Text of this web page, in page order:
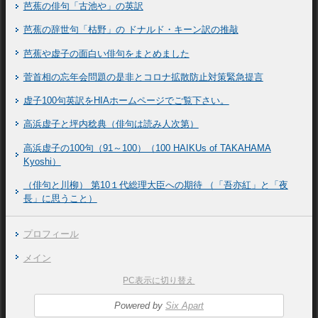
芭蕉の俳句「古池や」の英訳
芭蕉の辞世句「枯野」の ドナルド・キーン訳の推敲
芭蕉や虚子の面白い俳句をまとめました
菅首相の忘年会問題の是非とコロナ拡散防止対策緊急提言
虚子100句英訳をHIAホームページでご覧下さい。
高浜虚子と坪内稔典（俳句は読み人次第）
高浜虚子の100句（91～100）（100 HAIKUs of TAKAHAMA
Kyoshi）
（俳句と川柳） 第10１代総理大臣への期待 （「吾亦紅」と「夜
長」に思うこと）
プロフィール
メイン
PC表示に切り替え
Powered by Six Apart